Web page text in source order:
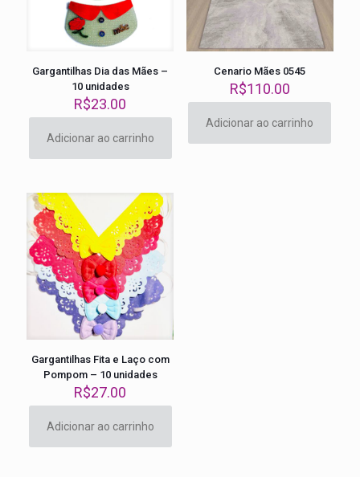
Gargantilhas Dia das Mães –
10 unidades
R$23.00
Adicionar ao carrinho
Cenario Mães 0545
R$110.00
Adicionar ao carrinho
Gargantilhas Fita e Laço com
Pompom – 10 unidades
R$27.00
Adicionar ao carrinho